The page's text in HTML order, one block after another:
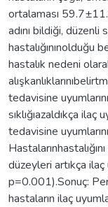
ortalaması
adını bildiği,
hastalığınınolduğu
hastalık nedeni
tedavisine
sıklığıazaldıkça ilaç
tedavisine
düzeyleri artıkça ilaç
p=0.001).Sonuç:
hastaların ilaç